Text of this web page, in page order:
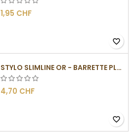
1,95 CHF
favorite_border
STYLO SLIMLINE OR - BARRETTE PLATE
4,70 CHF
favorite_border